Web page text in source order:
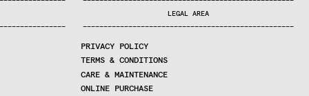
———————————————
LEGAL AREA
———————————————————————————————————————————————————
PRIVACY POLICY
TERMS & CONDITIONS
CARE & MAINTENANCE
ONLINE PURCHASE